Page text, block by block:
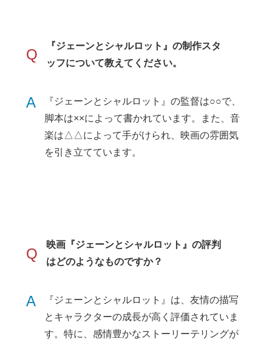
Q
『ジェーンとシャルロット』の制作スタ
ッフについて教えてください。
A
『ジェーンとシャルロット』の監督は○○で、
脚本は××によって書かれています。また、音
楽は△△によって手がけられ、映画の雰囲気
を引き立てています。
Q
映画『ジェーンとシャルロット』の評判
はどのようなものですか？
A
『ジェーンとシャルロット』は、友情の描写
とキャラクターの成長が高く評価されていま
す。特に、感情豊かなストーリーテリングが